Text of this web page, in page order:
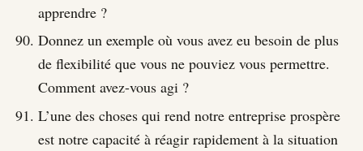
apprendre ?
Donnez un exemple où vous avez eu besoin de plus
de flexibilité que vous ne pouviez vous permettre.
Comment avez-vous agi ?
L’une des choses qui rend notre entreprise prospère
est notre capacité à réagir rapidement à la situation